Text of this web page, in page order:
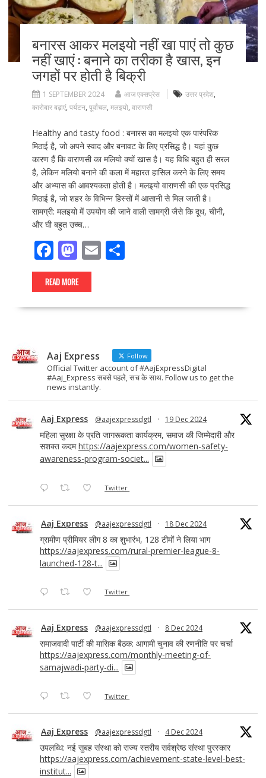
बनारस आकर मलइयो नहीं खा पाएं तो कुछ
नहीं खाएं : बनाने का तरीका है खास, इन
जगहों पर होती है बिक्री
1 SEPTEMBER 2024 आज एक्सप्रेस उत्तर प्रदेश,
कारोबार बढ़ाएं, पर्यटन, पूर्वांचल, मलइयो, वाराणसी
Healthy and tasty food : बनारस का मलइयो एक पारंपरिक
मिठाई है, जो अपने स्वाद और बनावट के लिए प्रसिद्ध है। यहां कुछ
कारण हैं कि वाराणसी का मलियो क्यों खास है। यह विधि बहुत ही सरल
है, लेकिन मलियो बनाने की कला में महारत हासिल करने के लिए समय
और अभ्यास की आवश्यकता होती है। मलइयो वाराणसी की एक प्रसिद्ध
मिठाई है, जो शहर के विभिन्न हिस्सों में आसानी से मिल जाती है।
सामग्री: मलइयो में उपयोग की जाने वाली सामग्री जैसे कि दूध, चीनी,
और घी बहुत उच्च…
F
ac
e
b
k
M
as
to
d
E
l
S
e
READ MORE
Aaj Express Follow
Official Twitter account of #AajExpressDigital
#Aaj_Express सबसे पहले, सच के साथ. Follow us to get the
news instantly.
Aaj Express @aajexpressdgtl · 19 Dec 2024
महिला सुरक्षा के प्रति जागरूकता कार्यक्रम, समाज की जिम्मेदारी और
सशक्त कदमhttps://aajexpress.com/women-safety-
awareness-program-societ...
Twitter
Aaj Express @aajexpressdgtl · 18 Dec 2024
ग्रामीण प्रीमियर लीग 8 का शुभारंभ, 128 टीमों ने लिया भाग
https://aajexpress.com/rural-premier-league-8-
launched-128-t...
Twitter
Aaj Express @aajexpressdgtl · 8 Dec 2024
समाजवादी पार्टी की मासिक बैठक: आगामी चुनाव की रणनीति पर चर्चा
https://aajexpress.com/monthly-meeting-of-
samajwadi-party-di...
Twitter
Aaj Express @aajexpressdgtl · 4 Dec 2024
उपलब्धि: नई सुबह संस्था को राज्य स्तरीय सर्वश्रेष्ठ संस्था पुरस्कार
https://aajexpress.com/achievement-state-level-best-
institut...